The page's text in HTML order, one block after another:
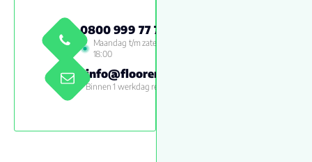
0800 999 77 79
Maandag t/m zaterdag 09:00 -
18:00
info@floorenmore.nl
Binnen 1 werkdag reactie